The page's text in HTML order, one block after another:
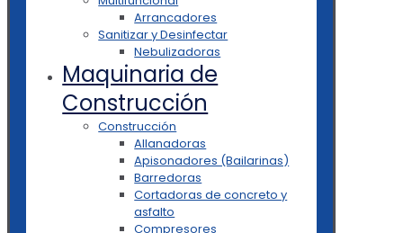
Arrancadores
Sanitizar y Desinfectar
Nebulizadoras
Maquinaria de
Construcción
Construcción
Allanadoras
Apisonadores (Bailarinas)
Barredoras
Cortadoras de concreto y
asfalto
Compresores